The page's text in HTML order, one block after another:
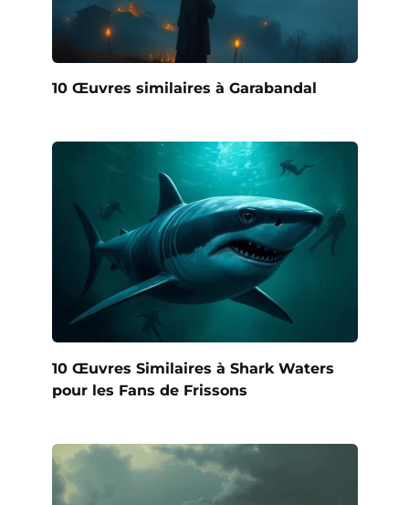
10 Œuvres similaires à Garabandal
10 Œuvres Similaires à Shark Waters
pour les Fans de Frissons